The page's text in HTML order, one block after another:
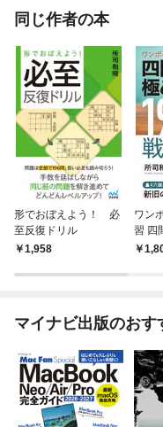
同じ作者の本
形でおぼえよう！ 必
至反復ドリル
1,958
ワン
習 四
9の
マイナビ出版のおす